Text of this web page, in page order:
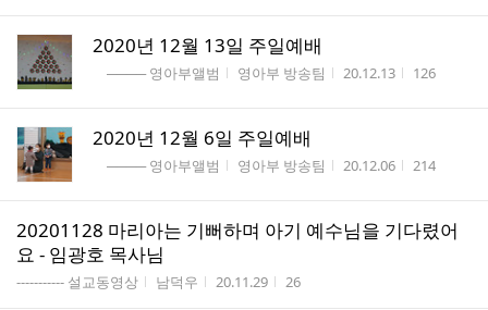
2020년 12월 13일 주일예배
게시판명
──── 영아부앨범 작성자
영아부 방송팀 작성시간
20.12.13 조회수
126
2020년 12월 6일 주일예배
게시판명
──── 영아부앨범 작성자
영아부 방송팀 작성시간
20.12.06 조회수
214
20201128 마리아는 기뻐하며 아기 예수님을 기다렸어
요 - 임광호 목사님
게시판명
----------- 설교동영상 작성자
남덕우 작성시간
20.11.29 조회수
26